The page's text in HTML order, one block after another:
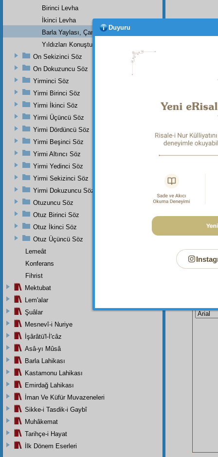
İşte,
edilen
Birinci Levha
İkinci Levha
Barla Yaylası, Çam, Katran,Ardıç,Karakavağın Bir Meyvesi
Yıldızları Konuşturan Bir Yıldızname
On Sekizinci Söz
On Dokuzuncu Söz
Yirminci Söz
Yirmi Birinci Söz
Yirmi İkinci Söz
Yirmi Üçüncü Söz
Yirmi Dördüncü Söz
Yirmi Beşinci Söz
Yirmi Altıncı Söz
Yirmi Yedinci Söz
Yirmi Sekizinci Söz
Yirmi Dokuzuncu Söz
Otuzuncu Söz
Otuz Birinci Söz
Otuz İkinci Söz
Otuz Üçüncü Söz
Lemeât
Konferans
Fihrist
Mektubat
Lem'alar
Şuâlar
Mesnevî-i Nuriye
İşârâtü'l-İ'câz
Asâ-yı Mûsâ
Barla Lahikası
Kastamonu Lahikası
Emirdağ Lahikası
İman Ve Küfür Muvazeneleri
Sikke-i Tasdik-i Gaybî
Muhâkemat
Tarihçe-i Hayat
İlk Dönem Eserleri
Duyuru